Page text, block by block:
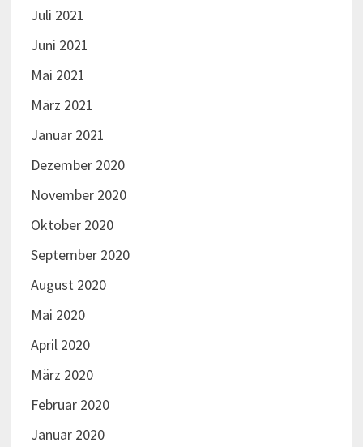
Juli 2021
Juni 2021
Mai 2021
März 2021
Januar 2021
Dezember 2020
November 2020
Oktober 2020
September 2020
August 2020
Mai 2020
April 2020
März 2020
Februar 2020
Januar 2020